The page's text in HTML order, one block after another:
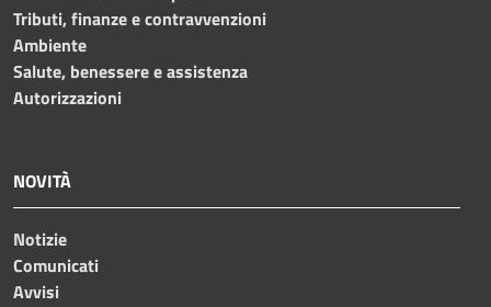
Tributi, finanze e contravvenzioni
Ambiente
Salute, benessere e assistenza
Autorizzazioni
NOVITÀ
Notizie
Comunicati
Avvisi